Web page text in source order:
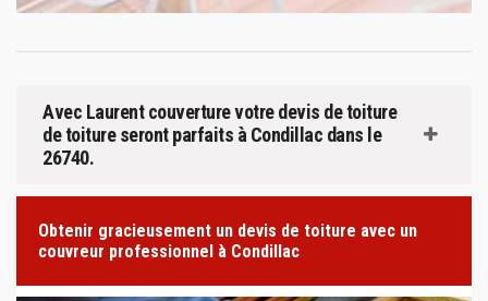
Avec Laurent couverture votre devis de toiture
de toiture seront parfaits à Condillac dans le
26740.
Obtenir gracieusement un devis de toiture avec un
couvreur professionnel à Condillac